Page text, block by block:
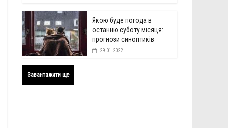
Якою буде погода в
останню суботу місяця:
прогнози синоптиків
29.01.2022
Завантажити ще